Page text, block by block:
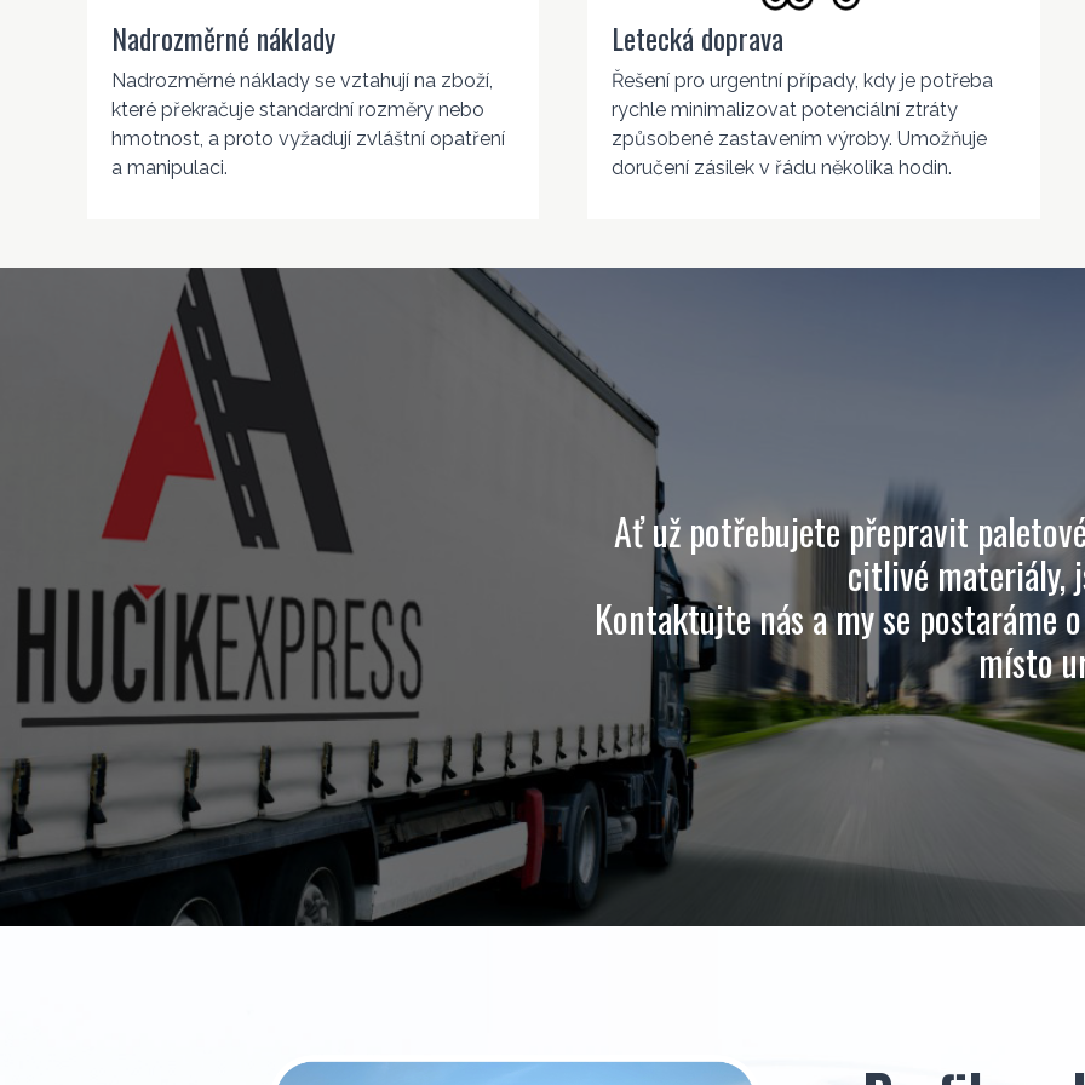
Nadrozměrné náklady
Nadrozměrné náklady se vztahují na zboží,
které překračuje standardní rozměry nebo
hmotnost, a proto vyžadují zvláštní opatření
a manipulaci.
Letecká doprava
Řešení pro urgentní případy, kdy je potřeba
rychle minimalizovat potenciální ztráty
způsobené zastavením výroby. Umožňuje
doručení zásilek v řádu několika hodin.
Ať už potřebujete přepravit
citlivé materiály,
Kontaktujte nás a my se postaráme
místo